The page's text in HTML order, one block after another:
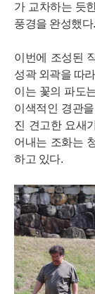
가 교차하는 듯
풍경을 완성했다.
이번에 조성된
성곽 외곽을 따
이는 꽃의 파도
이색적인 경관
진 견고한 요새
어내는 조화는
하고 있다.